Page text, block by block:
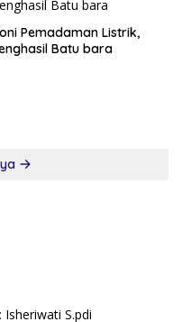
Pemadaman Listrik,
Batu bara